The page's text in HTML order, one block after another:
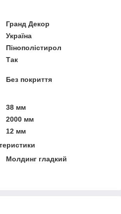
Гранд Декор
Україна
Пінополістирол
Так
Без покриття
38 мм
2000 мм
12 мм
Молдинг гладкий